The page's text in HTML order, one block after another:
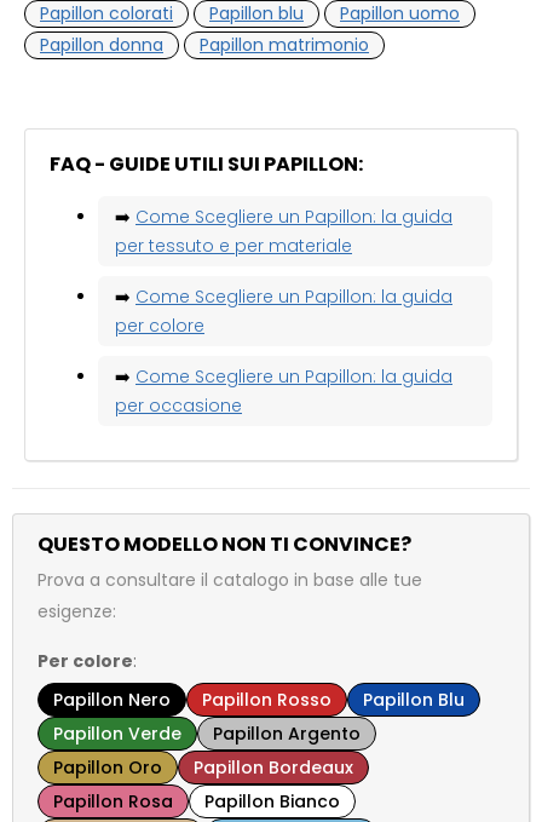
Papillon colorati
Papillon blu
Papillon uomo
Papillon donna
Papillon matrimonio
FAQ - GUIDE UTILI SUI PAPILLON:
➡️ Come Scegliere un Papillon: la guida
per tessuto e per materiale
➡️ Come Scegliere un Papillon: la guida
per colore
➡️ Come Scegliere un Papillon: la guida
per occasione
QUESTO MODELLO NON TI CONVINCE?
Prova a consultare il catalogo in base alle tue
esigenze:
Per colore:
Papillon Nero
Papillon Rosso
Papillon Blu
Papillon Verde
Papillon Argento
Papillon Oro
Papillon Bordeaux
Papillon Rosa
Papillon Bianco